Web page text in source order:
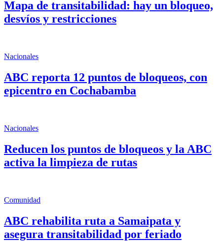
Mapa de transitabilidad: hay un bloqueo,
desvíos y restricciones
Nacionales
ABC reporta 12 puntos de bloqueos, con
epicentro en Cochabamba
Nacionales
Reducen los puntos de bloqueos y la ABC
activa la limpieza de rutas
Comunidad
ABC rehabilita ruta a Samaipata y
asegura transitabilidad por feriado